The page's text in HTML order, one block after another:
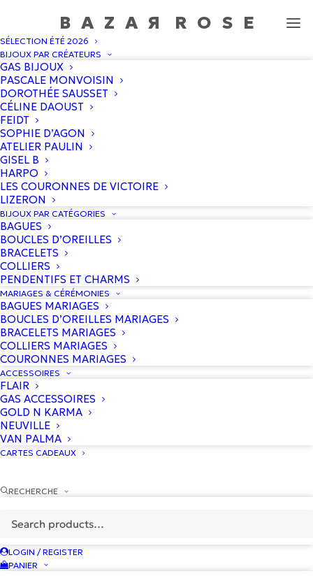
BAZA R ROS E
SÉLECTION ÉTÉ 2026
BIJOUX PAR CRÉATEURS
GAS BIJOUX
PASCALE MONVOISIN
DOROTHÉE SAUSSET
CÉLINE DAOUST
FEIDT
SOPHIE D’AGON
ATELIER PAULIN
GISEL B
HARPO
LES COURONNES DE VICTOIRE
LIZERON
BIJOUX PAR CATÉGORIES
BAGUES
BOUCLES D’OREILLES
BRACELETS
COLLIERS
PENDENTIFS ET CHARMS
MARIAGES & CÉRÉMONIES
BAGUES MARIAGES
BOUCLES D’OREILLES MARIAGES
BRACELETS MARIAGES
COLLIERS MARIAGES
COURONNES MARIAGES
ACCESSOIRES
FLAIR
GAS ACCESSOIRES
GOLD N KARMA
NEUVILLE
VAN PALMA
CARTES CADEAUX
RECHERCHE
LOGIN / REGISTER
PANIER
Tee-shirt Scorpion "Scorpio"
Accueil/Boutique /
PROMO !